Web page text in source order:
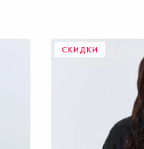
СКИДКИ